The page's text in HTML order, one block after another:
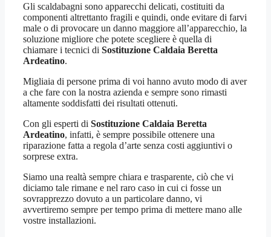
Gli scaldabagni sono apparecchi delicati, costituiti da
componenti altrettanto fragili e quindi, onde evitare di farvi
male o di provocare un danno maggiore all’apparecchio, la
soluzione migliore che potete scegliere è quella di
chiamare i tecnici di Sostituzione Caldaia Beretta
Ardeatino.
Migliaia di persone prima di voi hanno avuto modo di aver
a che fare con la nostra azienda e sempre sono rimasti
altamente soddisfatti dei risultati ottenuti.
Con gli esperti di Sostituzione Caldaia Beretta
Ardeatino, infatti, è sempre possibile ottenere una
riparazione fatta a regola d’arte senza costi aggiuntivi o
sorprese extra.
Siamo una realtà sempre chiara e trasparente, ciò che vi
diciamo tale rimane e nel raro caso in cui ci fosse un
sovrapprezzo dovuto a un particolare danno, vi
avvertiremo sempre per tempo prima di mettere mano alle
vostre installazioni.